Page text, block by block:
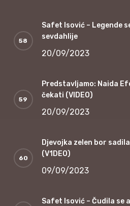
Safet Isović – Legende
sevdahlije
20/09/2023
Predstavljamo: Naida
čekati (VIDEO)
20/09/2023
Djevojka zelen bor
(V1DEO)
09/09/2023
Safet Isović – Čudila se